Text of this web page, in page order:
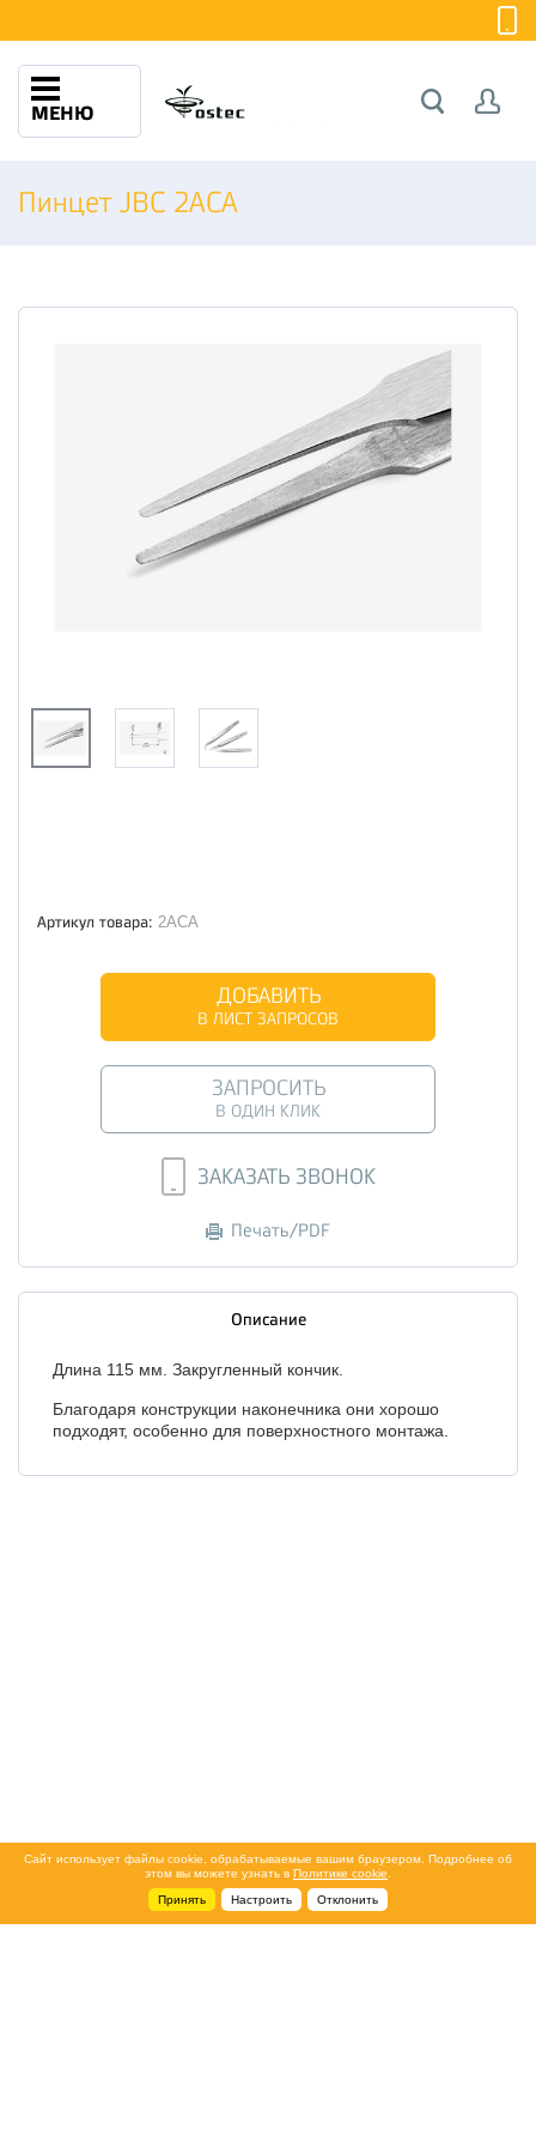
МЕНЮ
Пинцет JBC 2АСА
Артикул товара: 2АСА
ДОБАВИТЬ
В ЛИСТ ЗАПРОСОВ
ЗАПРОСИТЬ
В ОДИН КЛИК
ЗАКАЗАТЬ ЗВОНОК
Печать/PDF
Описание
Длина 115 мм. Закругленный кончик.
Благодаря конструкции наконечника они хорошо
подходят, особенно для поверхностного монтажа.
Сайт использует файлы cookie, обрабатываемые вашим браузером. Подробнее об
этом вы можете узнать в Политике cookie
Принять
Настроить Отклонить